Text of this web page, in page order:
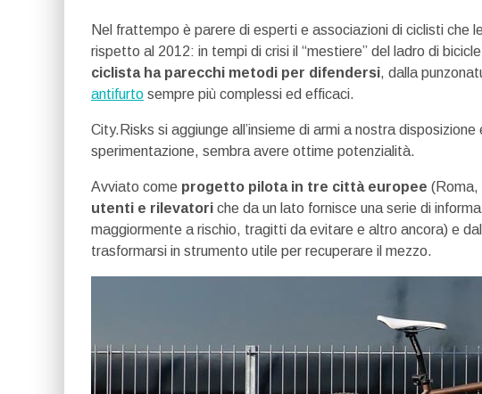
Nel frattempo è parere di esperti e associazioni di ciclisti che
rispetto al 2012: in tempi di crisi il “mestiere” del ladro di
ciclista ha parecchi metodi per difendersi, dalla
antifurto sempre più complessi ed efficaci.
City.Risks si aggiunge all’insieme di armi a nostra
sperimentazione, sembra avere ottime potenzialità.
Avviato come progetto pilota in tre città europee (Roma,
utenti e rilevatori che da un lato fornisce una serie di
maggiormente a rischio, tragitti da evitare e altro ancora) e
trasformarsi in strumento utile per recuperare il mezzo.